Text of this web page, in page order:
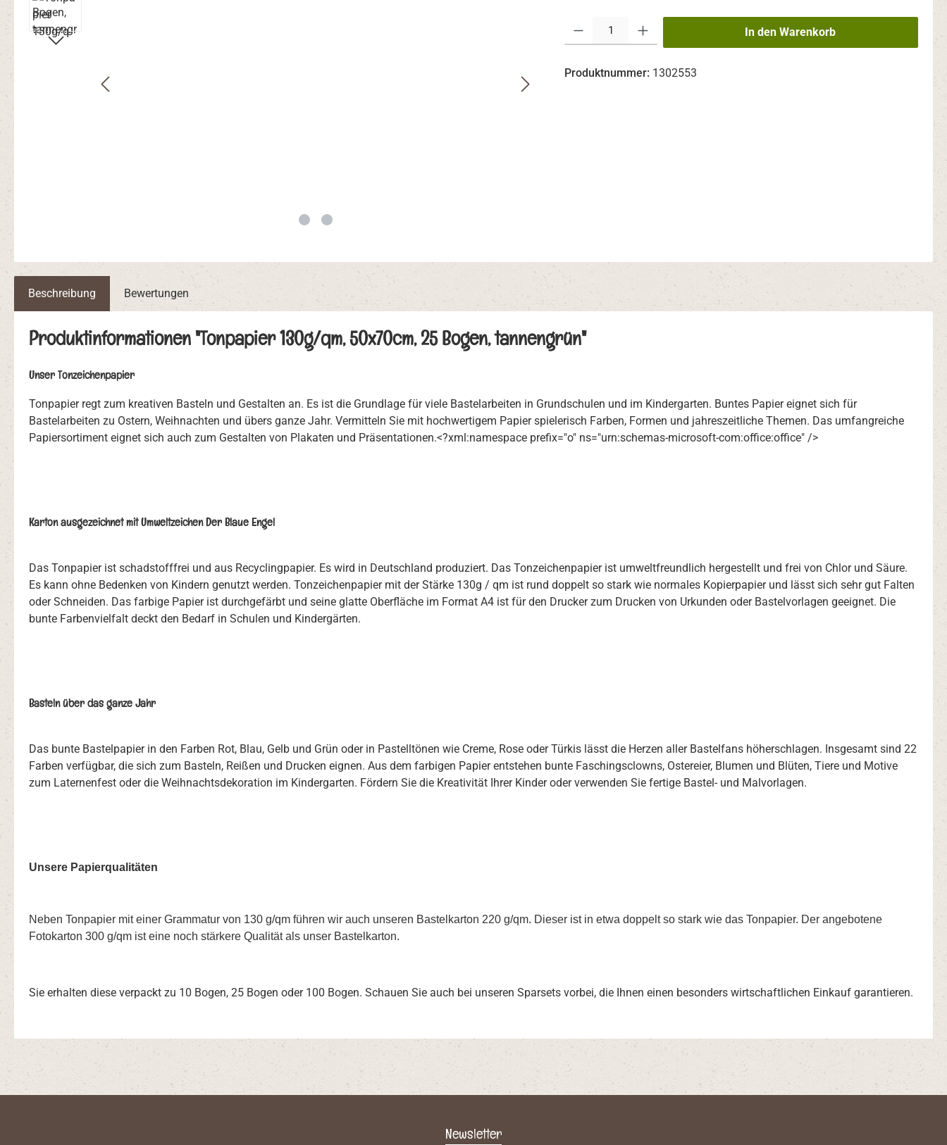
Produkt Anzahl: Gib den gewünschten Wert ein oder benutze die Schaltflächen um die
In den Warenkorb
Produktnummer: 1302553
Beschreibung Bewertungen
Produktinformationen "Tonpapier 130g/qm, 50x70cm, 25 Bogen, tannengrün"
Unser Tonzeichenpapier
Tonpapier regt zum kreativen Basteln und Gestalten an. Es ist die Grundlage für viele Bastelarbeiten in Grundschulen und im Kindergarten. Buntes Papier eignet sich für
Bastelarbeiten zu Ostern, Weihnachten und übers ganze Jahr. Vermitteln Sie mit hochwertigem Papier spielerisch Farben, Formen und jahreszeitliche Themen. Das umfangreiche
Papiersortiment eignet sich auch zum Gestalten von Plakaten und Präsentationen.<?xml:namespace prefix="o" ns="urn:schemas-microsoft-com:office:office" />
Karton ausgezeichnet mit Umweltzeichen Der Blaue Engel
Das Tonpapier ist schadstofffrei und aus Recyclingpapier. Es wird in Deutschland produziert. Das Tonzeichenpapier ist umweltfreundlich hergestellt und frei von Chlor und Säure.
Es kann ohne Bedenken von Kindern genutzt werden. Tonzeichenpapier mit der Stärke 130g / qm ist rund doppelt so stark wie normales Kopierpapier und lässt sich sehr gut Falten
oder Schneiden. Das farbige Papier ist durchgefärbt und seine glatte Oberfläche im Format A4 ist für den Drucker zum Drucken von Urkunden oder Bastelvorlagen geeignet. Die
bunte Farbenvielfalt deckt den Bedarf in Schulen und Kindergärten.
Basteln über das ganze Jahr
Das bunte Bastelpapier in den Farben Rot, Blau, Gelb und Grün oder in Pastelltönen wie Creme, Rose oder Türkis lässt die Herzen aller Bastelfans höherschlagen. Insgesamt sind 22
Farben verfügbar, die sich zum Basteln, Reißen und Drucken eignen. Aus dem farbigen Papier entstehen bunte Faschingsclowns, Ostereier, Blumen und Blüten, Tiere und Motive
zum Laternenfest oder die Weihnachtsdekoration im Kindergarten. Fördern Sie die Kreativität Ihrer Kinder oder verwenden Sie fertige Bastel- und Malvorlagen.
Unsere Papierqualitäten
Neben Tonpapier mit einer Grammatur von 130 g/qm führen wir auch unseren Bastelkarton 220 g/qm. Dieser ist in etwa doppelt so stark wie das Tonpapier. Der angebotene
Fotokarton 300 g/qm ist eine noch stärkere Qualität als unser Bastelkarton.
Sie erhalten diese verpackt zu 10 Bogen, 25 Bogen oder 100 Bogen. Schauen Sie auch bei unseren Sparsets vorbei, die Ihnen einen besonders wirtschaftlichen Einkauf garantieren.
Newsletter